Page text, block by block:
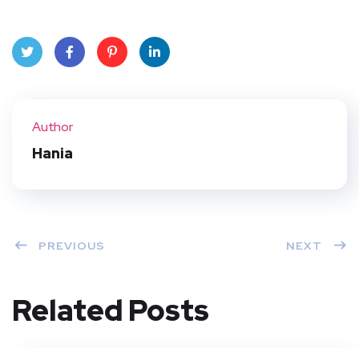
Author
Hania
PREVIOUS NEXT
Related Posts